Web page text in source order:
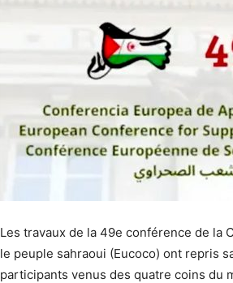
Les travaux de la 49e conférence de la
le peuple sahraoui (Eucoco) ont repris
participants venus des quatre coins du